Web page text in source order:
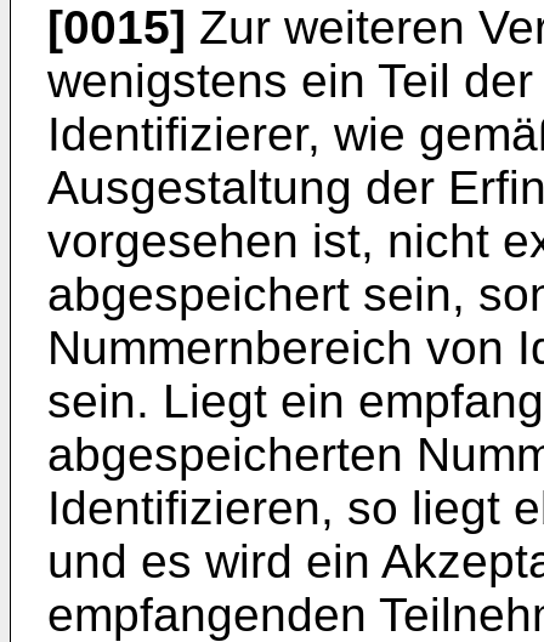
[0015] Zur weiteren
wenigstens ein Teil
Identifizierer, wie
Ausgestaltung der
vorgesehen ist, nicht
abgespeichert sein,
Nummernbereich von
sein. Liegt ein
abgespeicherten
Identifizieren, so liegt
und es wird ein
empfangenden